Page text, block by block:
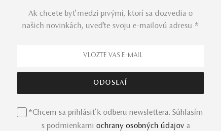
Ak chcete byť medzi prvými, ktorí sa dozvedia o
našich novinkách, uveďte svoju e-mailovú adresu *
*Chcem sa prihlásiť k odberu newslettera. Súhlasím
s podmienkami ochrany osobných údajov a